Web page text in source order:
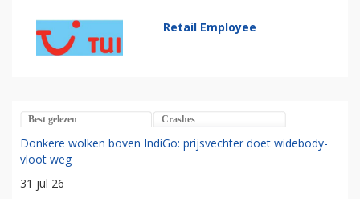
Retail Employee
Best gelezen Crashes
Donkere wolken boven IndiGo: prijsvechter doet widebody-
vloot weg
31 jul 26